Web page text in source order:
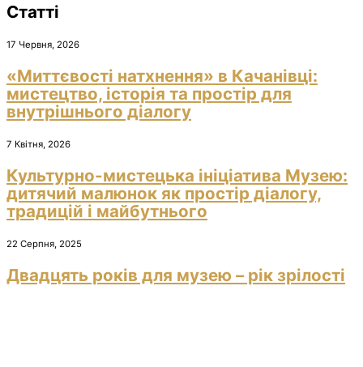
Статті
17 Червня, 2026
«Миттєвості натхнення» в Качанівці:
мистецтво, історія та простір для
внутрішнього діалогу
7 Квітня, 2026
Культурно-мистецька ініціатива Музею:
дитячий малюнок як простір діалогу,
традицій і майбутнього
22 Серпня, 2025
Двадцять років для музею – рік зрілості